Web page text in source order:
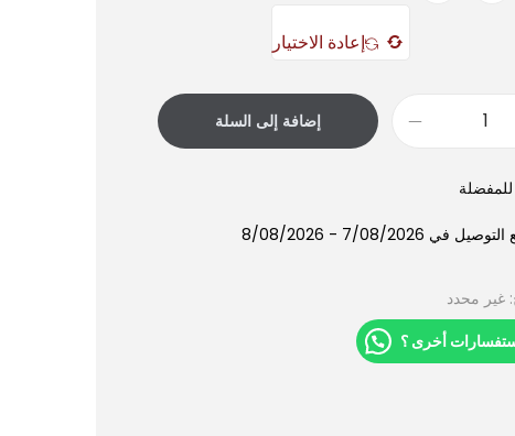
إعادة الاختيار
إضافة إلى السلة
في 7/08/2026 - 8/08/2026
غير محدد
أخرى ؟